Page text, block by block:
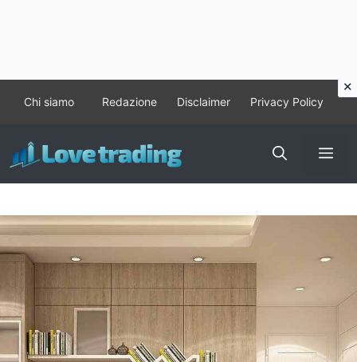
contenuto
Chi siamo Redazione Disclaimer Privacy Policy